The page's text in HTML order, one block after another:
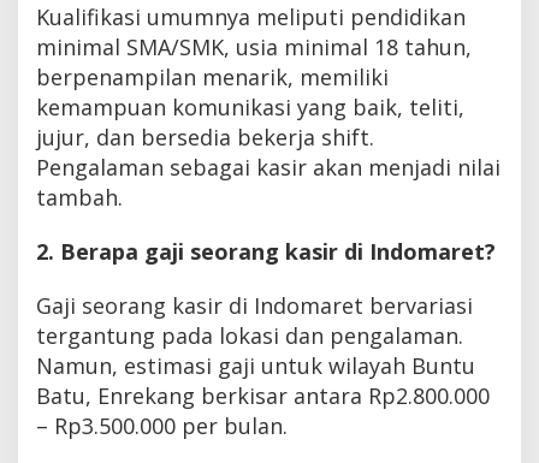
Kualifikasi umumnya meliputi pendidikan
minimal SMA/SMK, usia minimal 18 tahun,
berpenampilan menarik, memiliki
kemampuan komunikasi yang baik, teliti,
jujur, dan bersedia bekerja shift.
Pengalaman sebagai kasir akan menjadi nilai
tambah.
2. Berapa gaji seorang kasir di Indomaret?
Gaji seorang kasir di Indomaret bervariasi
tergantung pada lokasi dan pengalaman.
Namun, estimasi gaji untuk wilayah Buntu
Batu, Enrekang berkisar antara Rp2.800.000
– Rp3.500.000 per bulan.